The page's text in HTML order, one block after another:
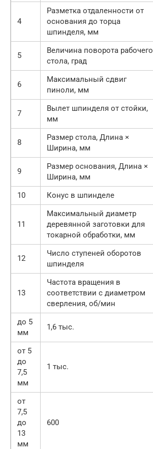
4
Разметка отдаленности от
основания до торца
шпинделя, мм
5
Величина поворота рабочего
стола, град
6
Максимальный сдвиг
пиноли, мм
7
Вылет шпинделя от стойки,
мм
8
Размер стола, Длина ×
Ширина, мм
9
Размер основания, Длина ×
Ширина, мм
10 Конус в шпинделе
11
Максимальный диаметр
деревянной заготовки для
токарной обработки, мм
12
Число ступеней оборотов
шпинделя
13
Частота вращения в
соответствии с диаметром
сверления, об/мин
до 5
мм
1,6 тыс.
от 5
до
7,5
мм
1 тыс.
от
7,5
до
13
мм
600